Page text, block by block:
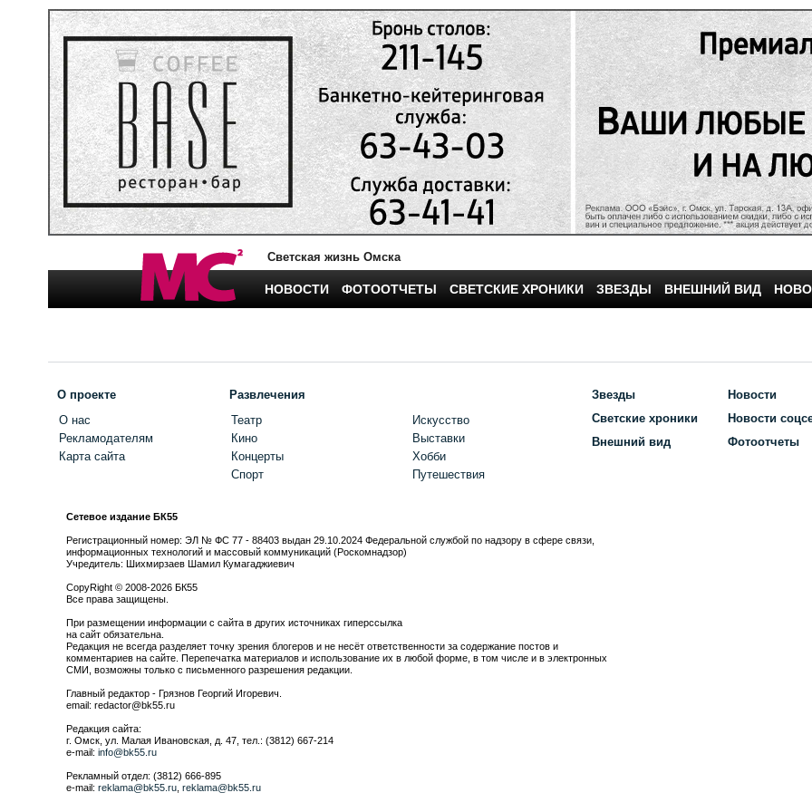
Светская жизнь Омска
НОВОСТИ ФОТООТЧЕТЫ СВЕТСКИЕ ХРОНИКИ ЗВЕЗДЫ ВНЕШНИЙ ВИД
О проекте
О нас
Рекламодателям
Карта сайта
Развлечения
Театр
Кино
Концерты
Спорт
Искусство
Выставки
Хобби
Путешествия
Звезды
Светские хроники
Внешний вид
Новости
Новости
Фотоотчеты
Сетевое издание БК55
Регистрационный номер: ЭЛ № ФС 77 - 88403 выдан 29.10.2024 Федеральной службой по надзору в сфере связи,
информационных технологий и массовый коммуникаций (Роскомнадзор)
Учредитель: Шихмирзаев Шамил Кумагаджиевич
CopyRight © 2008-2026 БК55
Все права защищены.
При размещении информации с сайта в других источниках гиперссылка
на сайт обязательна.
Редакция не всегда разделяет точку зрения блогеров и не несёт ответственности за содержание постов и
комментариев на сайте. Перепечатка материалов и использование их в любой форме, в том числе и в электронных
СМИ, возможны только с письменного разрешения редакции.
Главный редактор - Грязнов Георгий Игоревич.
email: redactor@bk55.ru
Редакция сайта:
г. Омск, ул. Малая Ивановская, д. 47, тел.: (3812) 667-214
e-mail: info@bk55.ru
Рекламный отдел: (3812) 666-895
e-mail: reklama@bk55.ru reklama@bk55.ru